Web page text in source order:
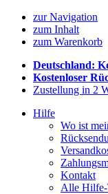
zur Navigation
zum Inhalt
zum Warenkorb
Deutschland:
Kostenloser
Zustellung in 2
Hilfe
Wo ist
Kontakt
Alle Hilfe-